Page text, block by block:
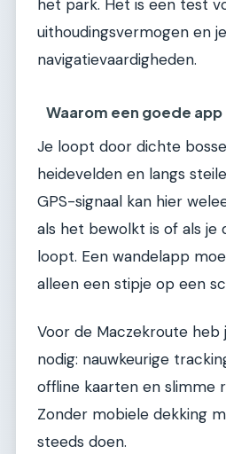
het park. Het is een test
uithoudingsvermogen en je
navigatievaardigheden.
Waarom een goede
Je loopt door dichte
heidevelden en langs
GPS-signaal kan hier
als het bewolkt is of als je
loopt. Een wandelapp
alleen een stipje op een
Voor de Maczekroute heb
nodig: nauwkeurige
offline kaarten en slimme
Zonder mobiele dekking
steeds doen.